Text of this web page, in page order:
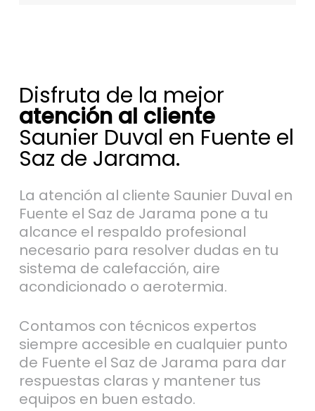
Disfruta de la mejor
atención al cliente
Saunier Duval en Fuente el
Saz de Jarama.
La atención al cliente Saunier Duval en
Fuente el Saz de Jarama pone a tu
alcance el respaldo profesional
necesario para resolver dudas en tu
sistema de calefacción, aire
acondicionado o aerotermia.
Contamos con técnicos expertos
siempre accesible en cualquier punto
de Fuente el Saz de Jarama para dar
respuestas claras y mantener tus
equipos en buen estado.